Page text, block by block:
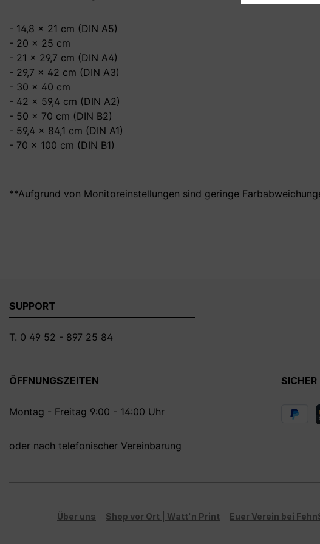
- 14,8 x 21 cm (DIN A5)
- 20 x 25 cm
- 21 x 29,7 cm (DIN A4)
- 29,7 x 42 cm (DIN A3)
- 30 x 40 cm
- 42 x 59,4 cm (DIN A2)
- 50 x 70 cm (DIN B2)
- 59,4 x 84,1 cm (DIN A1)
- 70 x 100 cm (DIN B1)
**Aufgrund von Monitoreinstellungen sind geringe
SUPPORT
T. 0 49 52 - 897 25 84
ÖFFNUNGSZEITEN
Montag - Freitag 9:00 - 14:00 Uhr
oder nach telefonischer Vereinbarung
Über uns Shop vor Ort | Watt'n Print Euer Verein bei